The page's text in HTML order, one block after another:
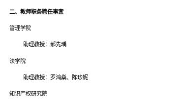
二、教师职务聘任事宜
管理学院
助理教授：郝先瑀
法学院
助理教授：罗鸿燊、陈珍妮
知识产权研究院